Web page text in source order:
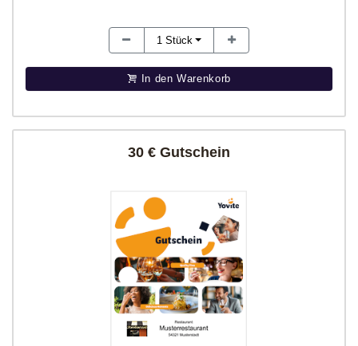
1 Stück
In den Warenkorb
30 € Gutschein